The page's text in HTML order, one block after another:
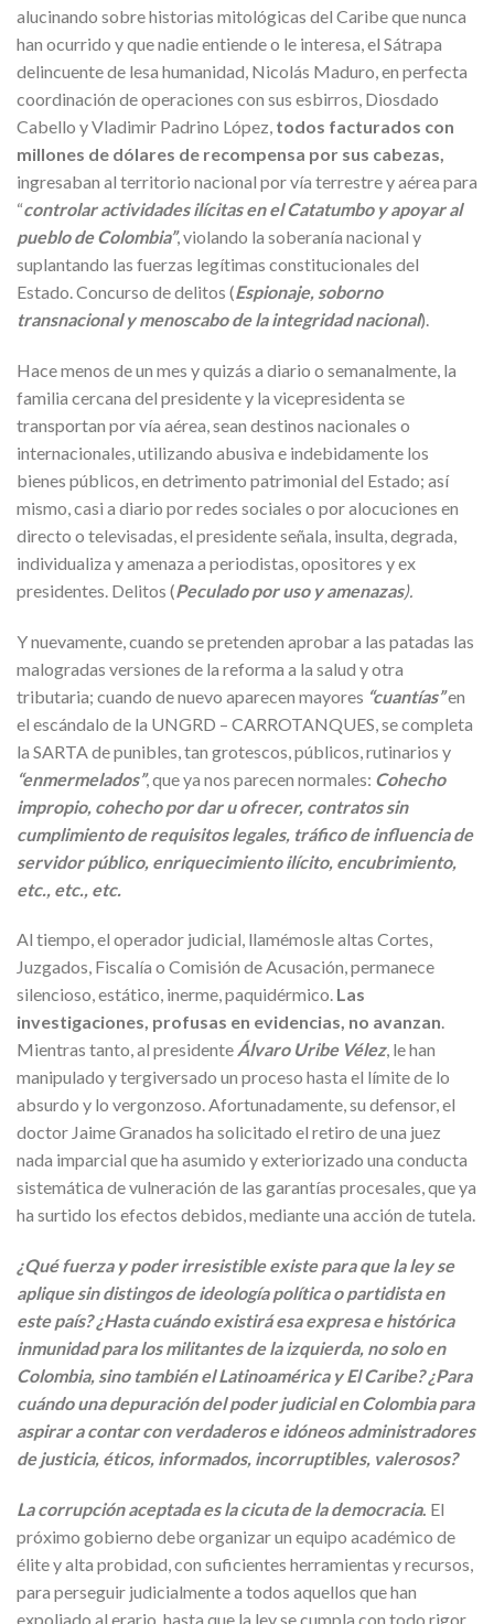
alucinando sobre historias mitológicas del Caribe que nunca
han ocurrido y que nadie entiende o le interesa, el Sátrapa
delincuente de lesa humanidad, Nicolás Maduro, en perfecta
coordinación de operaciones con sus esbirros, Diosdado
Cabello y Vladimir Padrino López, todos facturados con
millones de dólares de recompensa por sus cabezas,
ingresaban al territorio nacional por vía terrestre y aérea para
“controlar actividades ilícitas en el Catatumbo y apoyar al
pueblo de Colombia”, violando la soberanía nacional y
suplantando las fuerzas legítimas constitucionales del
Estado. Concurso de delitos (Espionaje, soborno
transnacional y menoscabo de la integridad nacional).
Hace menos de un mes y quizás a diario o semanalmente, la
familia cercana del presidente y la vicepresidenta se
transportan por vía aérea, sean destinos nacionales o
internacionales, utilizando abusiva e indebidamente los
bienes públicos, en detrimento patrimonial del Estado; así
mismo, casi a diario por redes sociales o por alocuciones en
directo o televisadas, el presidente señala, insulta, degrada,
individualiza y amenaza a periodistas, opositores y ex
presidentes. Delitos (Peculado por uso y amenazas).
Y nuevamente, cuando se pretenden aprobar a las patadas las
malogradas versiones de la reforma a la salud y otra
tributaria; cuando de nuevo aparecen mayores “cuantías”en
el escándalo de la UNGRD – CARROTANQUES, se completa
la SARTA de punibles, tan grotescos, públicos, rutinarios y
“enmermelados”, que ya nos parecen normales: Cohecho
impropio, cohecho por dar u ofrecer, contratos sin
cumplimiento de requisitos legales, tráfico de influencia de
servidor público, enriquecimiento ilícito, encubrimiento,
etc., etc., etc.
Al tiempo, el operador judicial, llamémosle altas Cortes,
Juzgados, Fiscalía o Comisión de Acusación, permanece
silencioso, estático, inerme, paquidérmico. Las
investigaciones, profusas en evidencias, no avanzan.
Mientras tanto, al presidente Álvaro Uribe Vélez, le han
manipulado y tergiversado un proceso hasta el límite de lo
absurdo y lo vergonzoso. Afortunadamente, su defensor, el
doctor Jaime Granados ha solicitado el retiro de una juez
nada imparcial que ha asumido y exteriorizado una conducta
sistemática de vulneración de las garantías procesales, que ya
ha surtido los efectos debidos, mediante una acción de tutela.
¿Qué fuerza y poder irresistible existe para que la ley se
aplique sin distingos de ideología política o partidista en
este país? ¿Hasta cuándo existirá esa expresa e histórica
inmunidad para los militantes de la izquierda, no solo en
Colombia, sino también el Latinoamérica y El Caribe? ¿Para
cuándo una depuración del poder judicial en Colombia para
aspirar a contar con verdaderos e idóneos administradores
de justicia, éticos, informados, incorruptibles, valerosos?
La corrupción aceptada es la cicuta de la democracia. El
próximo gobierno debe organizar un equipo académico de
élite y alta probidad, con suficientes herramientas y recursos,
para perseguir judicialmente a todos aquellos que han
expoliado al erario, hasta que la ley se cumpla con todo rigor